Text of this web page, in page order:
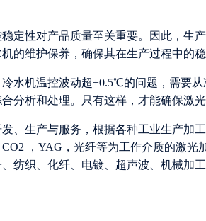
定性对产品质量至关重要。因此，生
的维护保养，确保其在生产过程中的
水机温控波动超±0.5℃的问题，需要
分析和处理。只有这样，才能确保激
、生产与服务，根据各种工业生产加
，YAG，光纤等为工作介质的激光
纺织、化纤、电镀、超声波、机械加